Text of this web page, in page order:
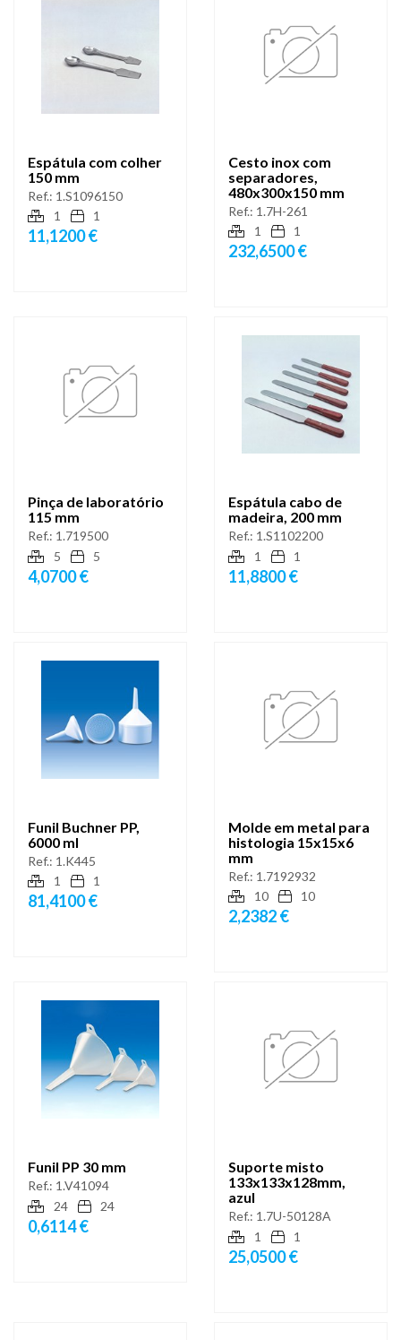
Espátula com colher
150 mm
Ref.: 1.S1096150
1
1
11,1200 €
Cesto inox com
separadores,
480x300x150 mm
Ref.: 1.7H-261
1
1
232,6500 €
Pinça de laboratório
115 mm
Ref.: 1.719500
5
5
4,0700 €
Espátula cabo de
madeira, 200 mm
Ref.: 1.S1102200
1
1
11,8800 €
Funil Buchner PP,
6000 ml
Ref.: 1.K445
1
1
81,4100 €
Molde em metal para
histologia 15x15x6
mm
Ref.: 1.7192932
10
10
2,2382 €
Funil PP 30 mm
Ref.: 1.V41094
24
24
0,6114 €
Suporte misto
133x133x128mm,
azul
Ref.: 1.7U-50128A
1
1
25,0500 €